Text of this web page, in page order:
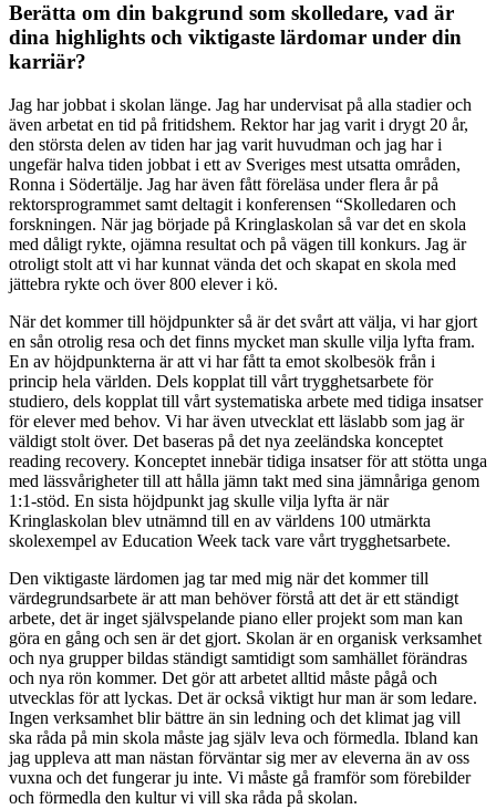
Berätta om din bakgrund som skolledare, vad är
dina highlights och viktigaste lärdomar under din
karriär?
Jag har jobbat i skolan länge. Jag har undervisat på alla stadier och
även arbetat en tid på fritidshem. Rektor har jag varit i drygt 20 år,
den största delen av tiden har jag varit huvudman och jag har i
ungefär halva tiden jobbat i ett av Sveriges mest utsatta områden,
Ronna i Södertälje. Jag har även fått föreläsa under flera år på
rektorsprogrammet samt deltagit i konferensen “Skolledaren och
forskningen. När jag började på Kringlaskolan så var det en skola
med dåligt rykte, ojämna resultat och på vägen till konkurs. Jag är
otroligt stolt att vi har kunnat vända det och skapat en skola med
jättebra rykte och över 800 elever i kö.
När det kommer till höjdpunkter så är det svårt att välja, vi har gjort
en sån otrolig resa och det finns mycket man skulle vilja lyfta fram.
En av höjdpunkterna är att vi har fått ta emot skolbesök från i
princip hela världen. Dels kopplat till vårt trygghetsarbete för
studiero, dels kopplat till vårt systematiska arbete med tidiga insatser
för elever med behov. Vi har även utvecklat ett läslabb som jag är
väldigt stolt över. Det baseras på det nya zeeländska konceptet
reading recovery. Konceptet innebär tidiga insatser för att stötta unga
med lässvårigheter till att hålla jämn takt med sina jämnåriga genom
1:1-stöd. En sista höjdpunkt jag skulle vilja lyfta är när
Kringlaskolan blev utnämnd till en av världens 100 utmärkta
skolexempel av Education Week tack vare vårt trygghetsarbete.
Den viktigaste lärdomen jag tar med mig när det kommer till
värdegrundsarbete är att man behöver förstå att det är ett ständigt
arbete, det är inget självspelande piano eller projekt som man kan
göra en gång och sen är det gjort. Skolan är en organisk verksamhet
och nya grupper bildas ständigt samtidigt som samhället förändras
och nya rön kommer. Det gör att arbetet alltid måste pågå och
utvecklas för att lyckas. Det är också viktigt hur man är som ledare.
Ingen verksamhet blir bättre än sin ledning och det klimat jag vill
ska råda på min skola måste jag själv leva och förmedla. Ibland kan
jag uppleva att man nästan förväntar sig mer av eleverna än av oss
vuxna och det fungerar ju inte. Vi måste gå framför som förebilder
och förmedla den kultur vi vill ska råda på skolan.